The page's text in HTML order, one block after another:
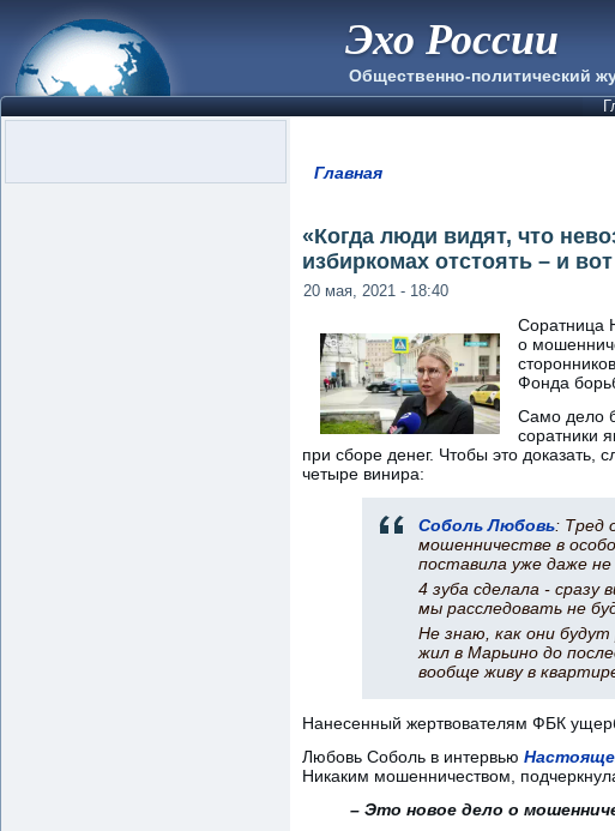
Эхо России
Общественно-политический
Главная
«Когда люди видят, что
избиркомах отстоять – и
20 мая, 2021 - 18:40
Соратница
о
Фонда
Само дело
соратники
при сборе денег. Чтобы это доказать,
четыре винира:
Соболь Любовь: Тред
мошенничестве в
поставила уже даже
4 зуба сделала -
мы расследовать не
Не знаю, как они
жил в Марьино до
вообще живу в
Нанесенный жертвователям ФБК
Любовь Соболь в интервью
Никаким мошенничеством,
– Это новое дело о